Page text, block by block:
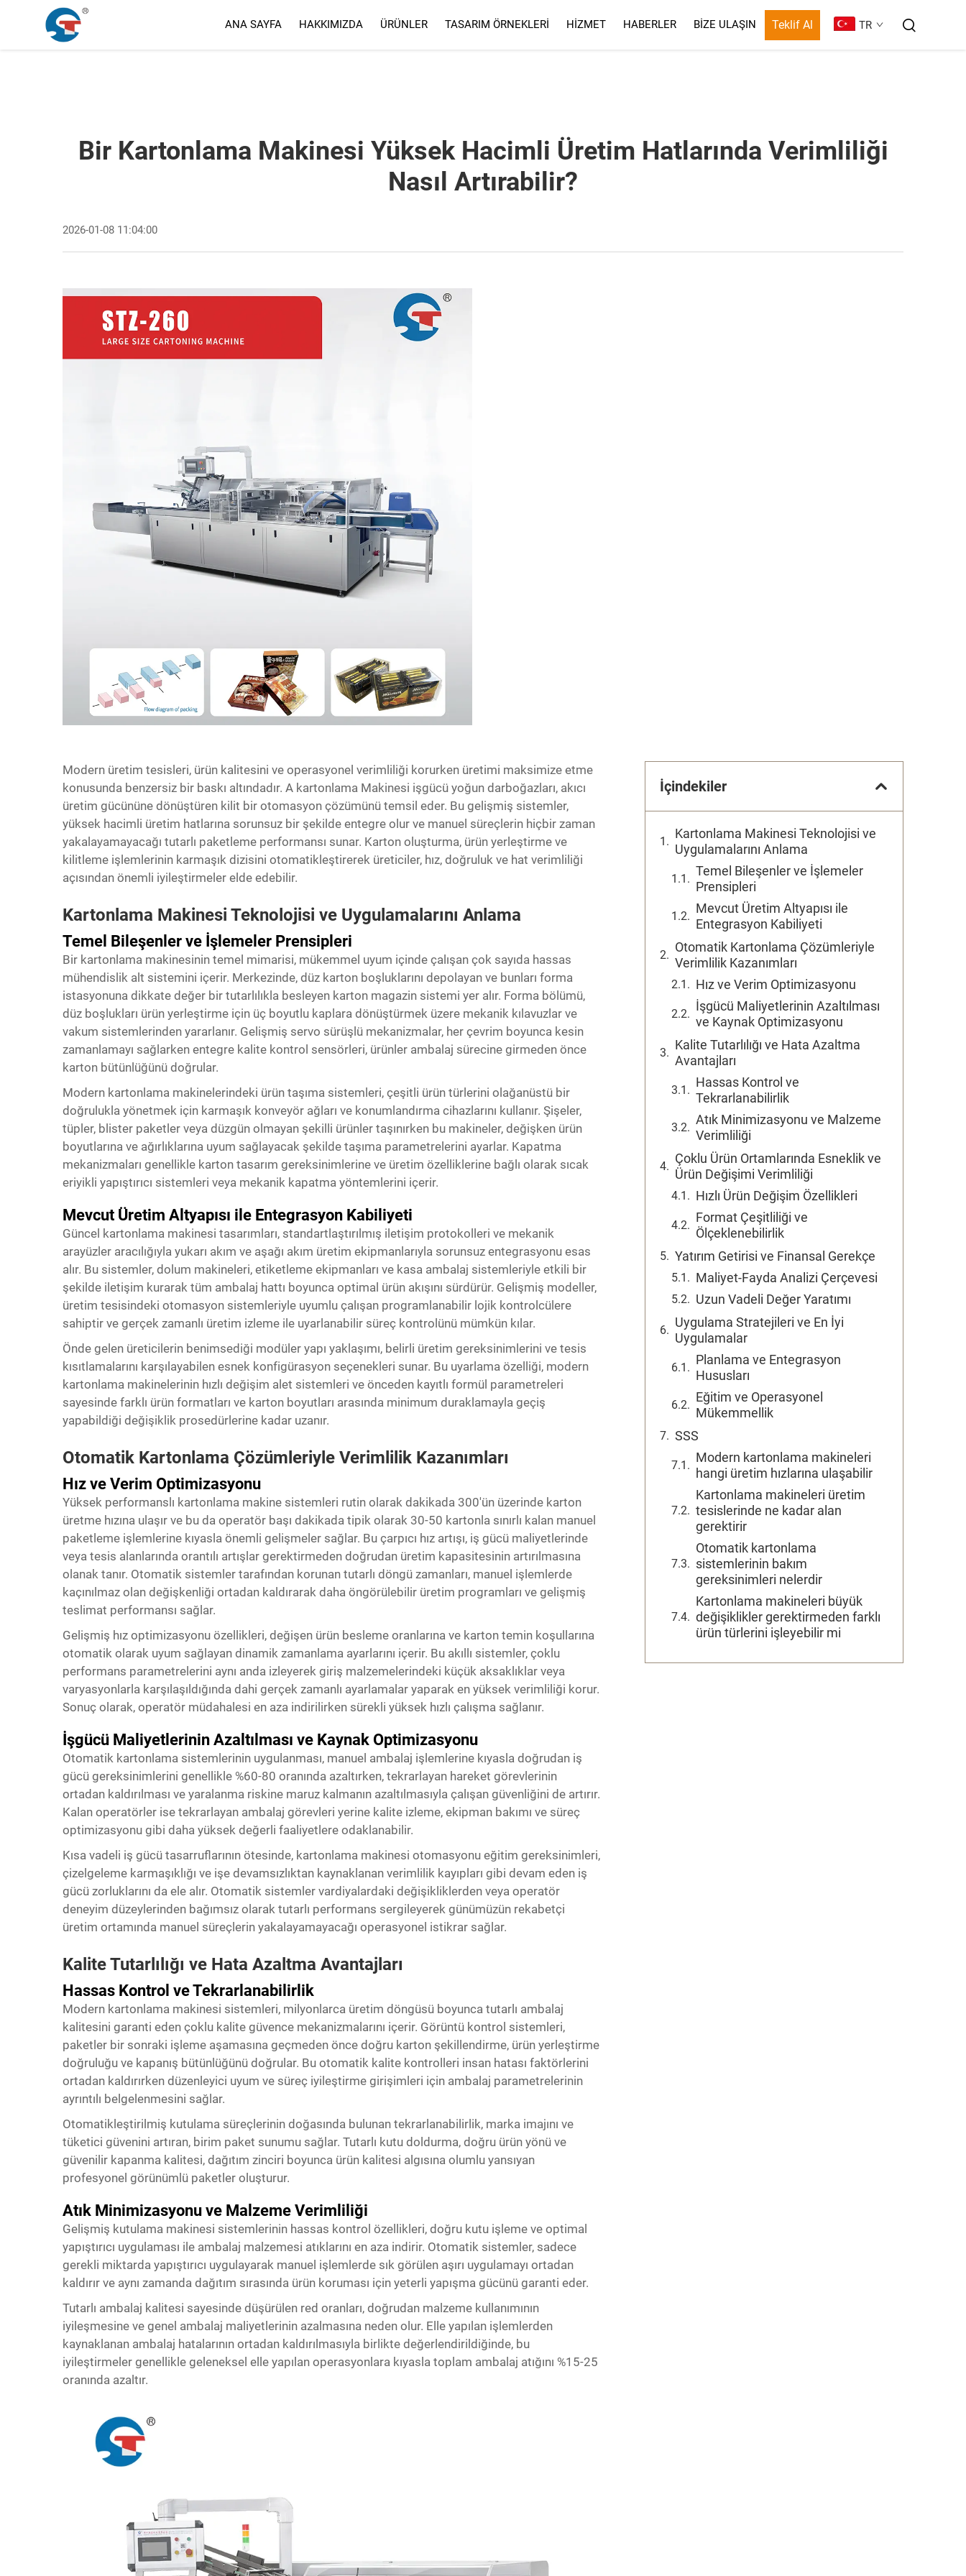
ANA SAYFA HAKKIMIZDA ÜRÜNLER TASARIM ÖRNEKLERI HIZMET HABERLER BIZE ULAŞIN Teklif Al TR
Bir Kartonlama Makinesi Yüksek Hacimli Üretim Hatlarında Verimliliği
Nasıl Artırabilir?
2026-01-08 11:04:00
Modern üretim tesisleri, ürün kalitesini ve operasyonel verimliliği korurken üretimi maksimize etme
konusunda benzersiz bir baskı altındadır. A kartonlama Makinesi işgücü yoğun darboğazları, akıcı
üretim gücününe dönüştüren kilit bir otomasyon çözümünü temsil eder. Bu gelişmiş sistemler,
yüksek hacimli üretim hatlarına sorunsuz bir şekilde entegre olur ve manuel süreçlerin hiçbir zaman
yakalayamayacağı tutarlı paketleme performansı sunar. Karton oluşturma, ürün yerleştirme ve
kilitleme işlemlerinin karmaşık dizisini otomatikleştirerek üreticiler, hız, doğruluk ve hat verimliliği
açısından önemli iyileştirmeler elde edebilir.
Kartonlama Makinesi Teknolojisi ve Uygulamalarını Anlama
Temel Bileşenler ve İşlemeler Prensipleri
Bir kartonlama makinesinin temel mimarisi, mükemmel uyum içinde çalışan çok sayıda hassas
mühendislik alt sistemini içerir. Merkezinde, düz karton boşluklarını depolayan ve bunları forma
istasyonuna dikkate değer bir tutarlılıkla besleyen karton magazin sistemi yer alır. Forma bölümü,
düz boşlukları ürün yerleştirme için üç boyutlu kaplara dönüştürmek üzere mekanik kılavuzlar ve
vakum sistemlerinden yararlanır. Gelişmiş servo sürüşlü mekanizmalar, her çevrim boyunca kesin
zamanlamayı sağlarken entegre kalite kontrol sensörleri, ürünler ambalaj sürecine girmeden önce
karton bütünlüğünü doğrular.
Modern kartonlama makinelerindeki ürün taşıma sistemleri, çeşitli ürün türlerini olağanüstü bir
doğrulukla yönetmek için karmaşık konveyör ağları ve konumlandırma cihazlarını kullanır. Şişeler,
tüpler, blister paketler veya düzgün olmayan şekilli ürünler taşınırken bu makineler, değişken ürün
boyutlarına ve ağırlıklarına uyum sağlayacak şekilde taşıma parametrelerini ayarlar. Kapatma
mekanizmaları genellikle karton tasarım gereksinimlerine ve üretim özelliklerine bağlı olarak sıcak
eriyikli yapıştırıcı sistemleri veya mekanik kapatma yöntemlerini içerir.
Mevcut Üretim Altyapısı ile Entegrasyon Kabiliyeti
Güncel kartonlama makinesi tasarımları, standartlaştırılmış iletişim protokolleri ve mekanik
arayüzler aracılığıyla yukarı akım ve aşağı akım üretim ekipmanlarıyla sorunsuz entegrasyonu esas
alır. Bu sistemler, dolum makineleri, etiketleme ekipmanları ve kasa ambalaj sistemleriyle etkili bir
şekilde iletişim kurarak tüm ambalaj hattı boyunca optimal ürün akışını sürdürür. Gelişmiş modeller,
üretim tesisindeki otomasyon sistemleriyle uyumlu çalışan programlanabilir lojik kontrolcülere
sahiptir ve gerçek zamanlı üretim izleme ile uyarlanabilir süreç kontrolünü mümkün kılar.
Önde gelen üreticilerin benimsediği modüler yapı yaklaşımı, belirli üretim gereksinimlerini ve tesis
kısıtlamalarını karşılayabilen esnek konfigürasyon seçenekleri sunar. Bu uyarlama özelliği, modern
kartonlama makinelerinin hızlı değişim alet sistemleri ve önceden kayıtlı formül parametreleri
sayesinde farklı ürün formatları ve karton boyutları arasında minimum duraklamayla geçiş
yapabildiği değişiklik prosedürlerine kadar uzanır.
Otomatik Kartonlama Çözümleriyle Verimlilik Kazanımları
Hız ve Verim Optimizasyonu
Yüksek performanslı kartonlama makine sistemleri rutin olarak dakikada 300'ün üzerinde karton
üretme hızına ulaşır ve bu da operatör başı dakikada tipik olarak 30-50 kartonla sınırlı kalan manuel
paketleme işlemlerine kıyasla önemli gelişmeler sağlar. Bu çarpıcı hız artışı, iş gücü maliyetlerinde
veya tesis alanlarında orantılı artışlar gerektirmeden doğrudan üretim kapasitesinin artırılmasına
olanak tanır. Otomatik sistemler tarafından korunan tutarlı döngü zamanları, manuel işlemlerde
kaçınılmaz olan değişkenliği ortadan kaldırarak daha öngörülebilir üretim programları ve gelişmiş
teslimat performansı sağlar.
Gelişmiş hız optimizasyonu özellikleri, değişen ürün besleme oranlarına ve karton temin koşullarına
otomatik olarak uyum sağlayan dinamik zamanlama ayarlarını içerir. Bu akıllı sistemler, çoklu
performans parametrelerini aynı anda izleyerek giriş malzemelerindeki küçük aksaklıklar veya
varyasyonlarla karşılaşıldığında dahi gerçek zamanlı ayarlamalar yaparak en yüksek verimliliği korur.
Sonuç olarak, operatör müdahalesi en aza indirilirken sürekli yüksek hızlı çalışma sağlanır.
İşgücü Maliyetlerinin Azaltılması ve Kaynak Optimizasyonu
Otomatik kartonlama sistemlerinin uygulanması, manuel ambalaj işlemlerine kıyasla doğrudan iş
gücü gereksinimlerini genellikle %60-80 oranında azaltırken, tekrarlayan hareket görevlerinin
ortadan kaldırılması ve yaralanma riskine maruz kalmanın azaltılmasıyla çalışan güvenliğini de artırır.
Kalan operatörler ise tekrarlayan ambalaj görevleri yerine kalite izleme, ekipman bakımı ve süreç
optimizasyonu gibi daha yüksek değerli faaliyetlere odaklanabilir.
Kısa vadeli iş gücü tasarruflarının ötesinde, kartonlama makinesi otomasyonu eğitim gereksinimleri,
çizelgeleme karmaşıklığı ve işe devamsızlıktan kaynaklanan verimlilik kayıpları gibi devam eden iş
gücü zorluklarını da ele alır. Otomatik sistemler vardiyalardaki değişikliklerden veya operatör
deneyim düzeylerinden bağımsız olarak tutarlı performans sergileyerek günümüzün rekabetçi
üretim ortamında manuel süreçlerin yakalayamayacağı operasyonel istikrar sağlar.
Kalite Tutarlılığı ve Hata Azaltma Avantajları
Hassas Kontrol ve Tekrarlanabilirlik
Modern kartonlama makinesi sistemleri, milyonlarca üretim döngüsü boyunca tutarlı ambalaj
kalitesini garanti eden çoklu kalite güvence mekanizmalarını içerir. Görüntü kontrol sistemleri,
paketler bir sonraki işleme aşamasına geçmeden önce doğru karton şekillendirme, ürün yerleştirme
doğruluğu ve kapanış bütünlüğünü doğrular. Bu otomatik kalite kontrolleri insan hatası faktörlerini
ortadan kaldırırken düzenleyici uyum ve süreç iyileştirme girişimleri için ambalaj parametrelerinin
ayrıntılı belgelenmesini sağlar.
Otomatikleştirilmiş kutulama süreçlerinin doğasında bulunan tekrarlanabilirlik, marka imajını ve
tüketici güvenini artıran, birim paket sunumu sağlar. Tutarlı kutu doldurma, doğru ürün yönü ve
güvenilir kapanma kalitesi, dağıtım zinciri boyunca ürün kalitesi algısına olumlu yansıyan
profesyonel görünümlü paketler oluşturur.
Atık Minimizasyonu ve Malzeme Verimliliği
Gelişmiş kutulama makinesi sistemlerinin hassas kontrol özellikleri, doğru kutu işleme ve optimal
yapıştırıcı uygulaması ile ambalaj malzemesi atıklarını en aza indirir. Otomatik sistemler, sadece
gerekli miktarda yapıştırıcı uygulayarak manuel işlemlerde sık görülen aşırı uygulamayı ortadan
kaldırır ve aynı zamanda dağıtım sırasında ürün koruması için yeterli yapışma gücünü garanti eder.
Tutarlı ambalaj kalitesi sayesinde düşürülen red oranları, doğrudan malzeme kullanımının
iyileşmesine ve genel ambalaj maliyetlerinin azalmasına neden olur. Elle yapılan işlemlerden
kaynaklanan ambalaj hatalarının ortadan kaldırılmasıyla birlikte değerlendirildiğinde, bu
iyileştirmeler genellikle geleneksel elle yapılan operasyonlara kıyasla toplam ambalaj atığını %15-25
oranında azaltır.
İçindekiler
Kartonlama Makinesi Teknolojisi ve
Uygulamalarını Anlama
Temel Bileşenler ve İşlemeler
Prensipleri
Mevcut Üretim Altyapısı ile
Entegrasyon Kabiliyeti
Otomatik Kartonlama Çözümleriyle
Verimlilik Kazanımları
Hız ve Verim Optimizasyonu
İşgücü Maliyetlerinin Azaltılması
ve Kaynak Optimizasyonu
Kalite Tutarlılığı ve Hata Azaltma
Avantajları
Hassas Kontrol ve
Tekrarlanabilirlik
Atık Minimizasyonu ve Malzeme
Verimliliği
Çoklu Ürün Ortamlarında Esneklik ve
Ürün Değişimi Verimliliği
Hızlı Ürün Değişim Özellikleri
Format Çeşitliliği ve
Ölçeklenebilirlik
Yatırım Getirisi ve Finansal Gerekçe
Maliyet-Fayda Analizi Çerçevesi
Uzun Vadeli Değer Yaratımı
Uygulama Stratejileri ve En İyi
Uygulamalar
Planlama ve Entegrasyon
Hususları
Eğitim ve Operasyonel
Mükemmellik
SSS
Modern kartonlama makineleri
hangi üretim hızlarına ulaşabilir
Kartonlama makineleri üretim
tesislerinde ne kadar alan
gerektirir
Otomatik kartonlama
sistemlerinin bakım
gereksinimleri nelerdir
Kartonlama makineleri büyük
değişiklikler gerektirmeden farklı
ürün türlerini işleyebilir mi